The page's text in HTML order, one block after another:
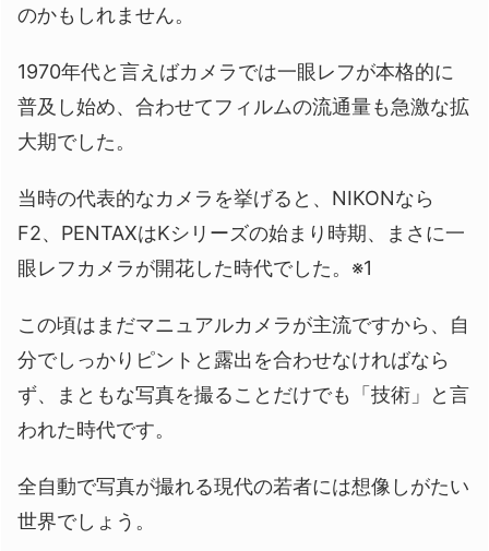
のかもしれません。
1970年代と言えばカメラでは一眼レフが本格的に
普及し始め、合わせてフィルムの流通量も急激な拡
大期でした。
当時の代表的なカメラを挙げると、NIKONなら
F2、PENTAXはKシリーズの始まり時期、まさに一
眼レフカメラが開花した時代でした。※1
この頃はまだマニュアルカメラが主流ですから、自
分でしっかりピントと露出を合わせなければなら
ず、まともな写真を撮ることだけでも「技術」と言
われた時代です。
全自動で写真が撮れる現代の若者には想像しがたい
世界でしょう。